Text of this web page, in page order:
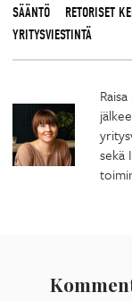
SÄÄNTÖ
RETORISET
YRITYSVIESTINTÄ
sekä